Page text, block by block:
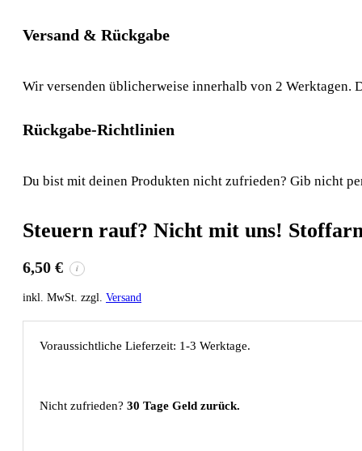
Versand & Rückgabe
Wir versenden üblicherweise innerhalb von 2 Werktagen.
Rückgabe-Richtlinien
Du bist mit deinen Produkten nicht zufrieden? Gib nicht
Steuern rauf? Nicht mit uns!
6,50 € i
inkl. MwSt. zzgl. Versand
Voraussichtliche Lieferzeit: 1-3 Werktage.
Nicht zufrieden? 30 Tage Geld zurück.